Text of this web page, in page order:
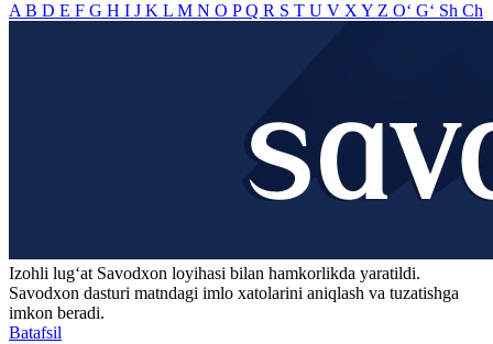
A B D E F G H I J K L M N O PQ R S T U V X Y Z O‘ G‘ Sh Ch
Izohli lugʻat Savodxon loyihasi bilan hamkorlikda yaratildi.
Savodxon dasturi matndagi imlo xatolarini aniqlash va tuzatishga
imkon beradi.
Batafsil